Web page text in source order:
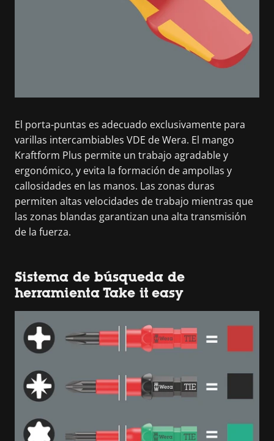
El porta-puntas es adecuado exclusivamente para
varillas intercambiables VDE de Wera. El mango
Kraftform Plus permite un trabajo agradable y
ergonómico, y evita la formación de ampollas y
callosidades en las manos. Las zonas duras
permiten altas velocidades de trabajo mientras que
las zonas blandas garantizan una alta transmisión
de la fuerza.
Sistema de búsqueda de
herramienta Take it easy